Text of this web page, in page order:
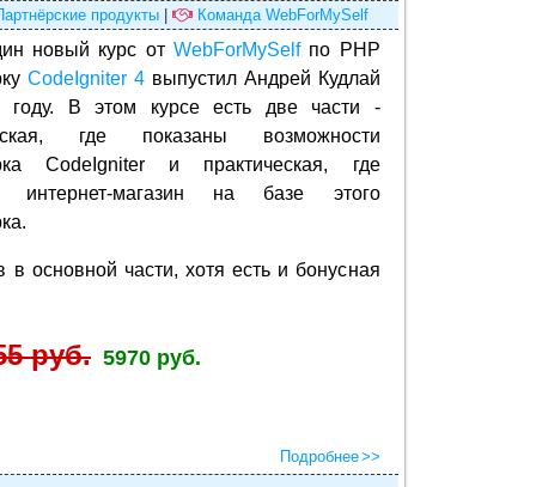
продукты| Команда WebForMySelf
новый курс от WebForMySelfпо PHP
CodeIgniter 4выпустил Андрей Кудлай
году. В этом курсе есть две части -
где показаны возможности
CodeIgniter и практическая, где
интернет-магазин на базе этого
в основной части, хотя есть и бонусная
руб. 5970 руб.
Подробнее